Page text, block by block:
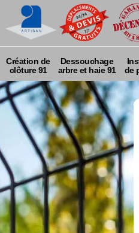
Création de
clôture 91
Dessouchage
arbre et haie 91
de